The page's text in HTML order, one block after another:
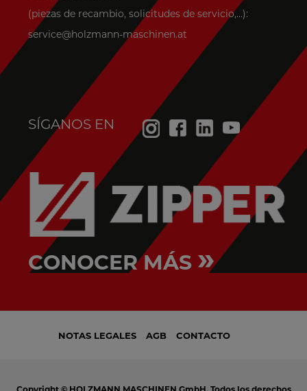
(piezas de recambio, solicitudes de servicio,...):
service@holzmann-maschinen.at
SÍGANOS EN
CONOCER MÁS »
NOTAS LEGALES AGB CONTACTO